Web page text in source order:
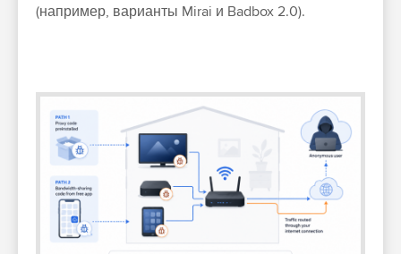
(например, варианты Mirai и Badbox 2.0).